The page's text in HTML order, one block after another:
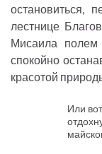
остановиться,
лестнице
Мисаила
спокойно
красотой
Или